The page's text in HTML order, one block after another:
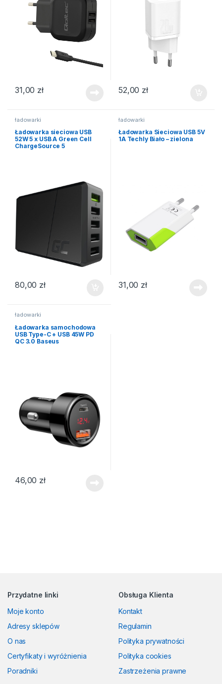
31,00 zł 52,00 zł
ładowarki
Ładowarka sieciowa USB
52W 5 x USB A Green Cell
ChargeSource 5
80,00 zł
ładowarki
Ładowarka Sieciowa USB 5V
1A Techly Biało – zielona
31,00 zł
ładowarki
Ładowarka samochodowa
USB Type-C + USB 45W PD
QC 3.0 Baseus
46,00 zł
Przydatne linki
Moje konto
Adresy sklepów
O nas
Certyfikaty i wyróżnienia
Poradniki
Obsługa Klienta
Kontakt
Regulamin
Polityka prywatności
Polityka cookies
Zastrzeżenia prawne